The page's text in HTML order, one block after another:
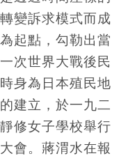
變訴求模式而成
起點，勾勒出當
次世界大戰後民
身為日本殖民地
建立，於一九二
修女子學校舉行
會。蔣渭水在報